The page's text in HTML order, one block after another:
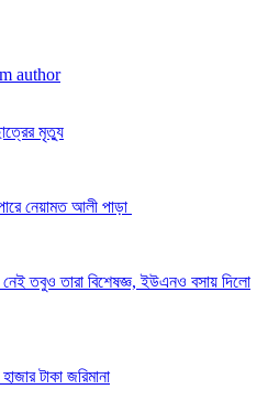
author
মৃত্যু
নেয়ামত আলী পাড়া
নেই তবুও তারা বিশেষজ্ঞ, ইউএনও বসায় দিলো
টাকা জরিমানা